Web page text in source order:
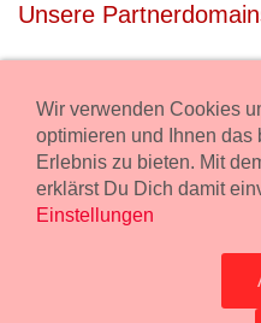
Unsere
Miete unser Haus bei Wiener
Übernachtung.
freilaender.at
Wurstmanufaktur
Wir verwenden Cookies
optimieren und Ihnen das
Erlebnis zu bieten. Mit
erklärst Du Dich damit
Einstellungen